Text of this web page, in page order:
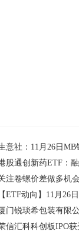
意社：11月26日MB
注卷螺价差做多机
门锐琰希包装有限
信汇科科创板IPO